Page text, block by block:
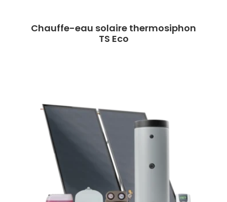
Chauffe-eau solaire thermosiphon
TS Eco